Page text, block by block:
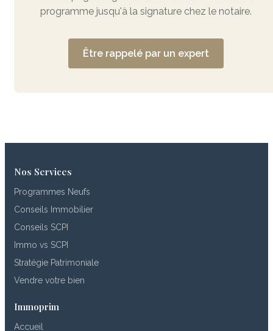
programme jusqu'à la signature chez le notaire.
Être rappelé par un expert
Nos Services
Programmes Neufs
Conseils Immobilier
Conseils SCPI
Immo vs SCPI
Stratégie Patrimoniale
Vendre votre bien
Immoprim
Accueil